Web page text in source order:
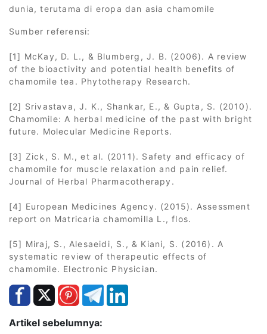
dunia, terutama di eropa dan asia chamomile
Sumber referensi:
[1] McKay, D. L., & Blumberg, J. B. (2006). A review
of the bioactivity and potential health benefits of
chamomile tea. Phytotherapy Research.
[2] Srivastava, J. K., Shankar, E., & Gupta, S. (2010).
Chamomile: A herbal medicine of the past with bright
future. Molecular Medicine Reports.
[3] Zick, S. M., et al. (2011). Safety and efficacy of
chamomile for muscle relaxation and pain relief.
Journal of Herbal Pharmacotherapy.
[4] European Medicines Agency. (2015). Assessment
report on Matricaria chamomilla L., flos.
[5] Miraj, S., Alesaeidi, S., & Kiani, S. (2016). A
systematic review of therapeutic effects of
chamomile. Electronic Physician.
Artikel sebelumnya: